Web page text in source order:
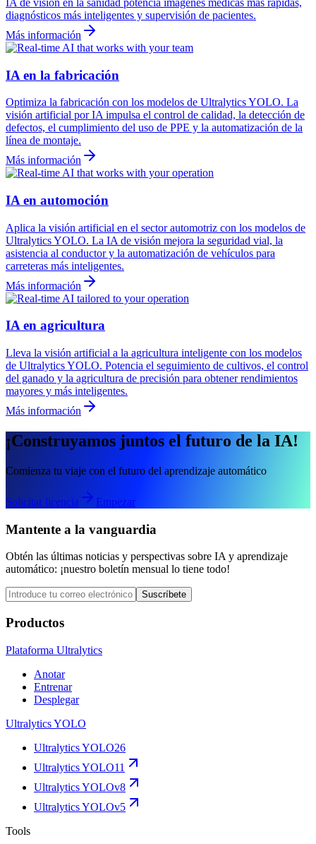
diagnósticos más inteligentes y supervisión de pacientes.
Más información
IA en la fabricación
Optimiza la fabricación con los modelos de Ultralytics YOLO. La
visión artificial por IA impulsa el control de calidad, la detección de
defectos, el cumplimiento del uso de PPE y la automatización de la
línea de montaje.
Más información
IA en automoción
Aplica la visión artificial en el sector automotriz con los modelos de
Ultralytics YOLO. La IA de visión mejora la seguridad vial, la
asistencia al conductor y la automatización de vehículos para
carreteras más inteligentes.
Más información
IA en agricultura
Lleva la visión artificial a la agricultura inteligente con los modelos
de Ultralytics YOLO. Potencia el seguimiento de cultivos, el control
del ganado y la agricultura de precisión para obtener rendimientos
mayores y más inteligentes.
Más información
¡Construyamos juntos el futuro de la IA!
Comienza tu viaje con el futuro del aprendizaje automático
Solicitar licencia Empezar
Mantente a la vanguardia
Obtén las últimas noticias y perspectivas sobre IA y aprendizaje
automático: ¡nuestro boletín mensual lo tiene todo!
Suscríbete
Productos
Plataforma Ultralytics
Anotar
Entrenar
Desplegar
Ultralytics YOLO
Ultralytics YOLO26
Ultralytics YOLO11
Ultralytics YOLOv8
Ultralytics YOLOv5
Tools